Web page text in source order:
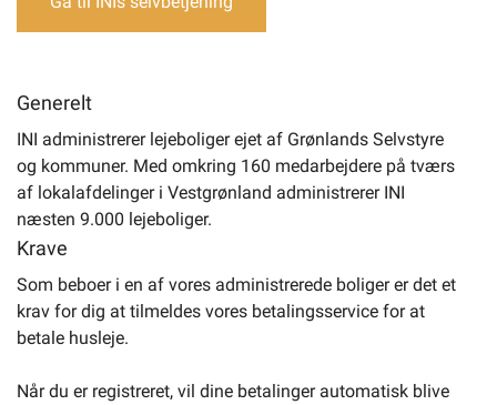
Generelt
INI administrerer lejeboliger ejet af Grønlands Selvstyre
og kommuner. Med omkring 160 medarbejdere på tværs
af lokalafdelinger i Vestgrønland administrerer INI
næsten 9.000 lejeboliger.
Krave
Som beboer i en af vores administrerede boliger er det et
krav for dig at tilmeldes vores betalingsservice for at
betale husleje.
Når du er registreret, vil dine betalinger automatisk blive